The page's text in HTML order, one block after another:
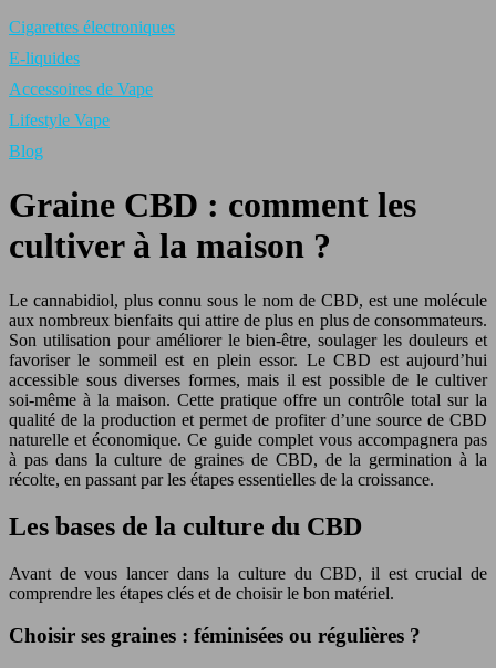
Cigarettes électroniques
E-liquides
Accessoires de Vape
Lifestyle Vape
Blog
Graine CBD : comment les
cultiver à la maison ?
Le cannabidiol, plus connu sous le nom de CBD, est une molécule
aux nombreux bienfaits qui attire de plus en plus de consommateurs.
Son utilisation pour améliorer le bien-être, soulager les douleurs et
favoriser le sommeil est en plein essor. Le CBD est aujourd’hui
accessible sous diverses formes, mais il est possible de le cultiver
soi-même à la maison. Cette pratique offre un contrôle total sur la
qualité de la production et permet de profiter d’une source de CBD
naturelle et économique. Ce guide complet vous accompagnera pas
à pas dans la culture de graines de CBD, de la germination à la
récolte, en passant par les étapes essentielles de la croissance.
Les bases de la culture du CBD
Avant de vous lancer dans la culture du CBD, il est crucial de
comprendre les étapes clés et de choisir le bon matériel.
Choisir ses graines : féminisées ou régulières ?